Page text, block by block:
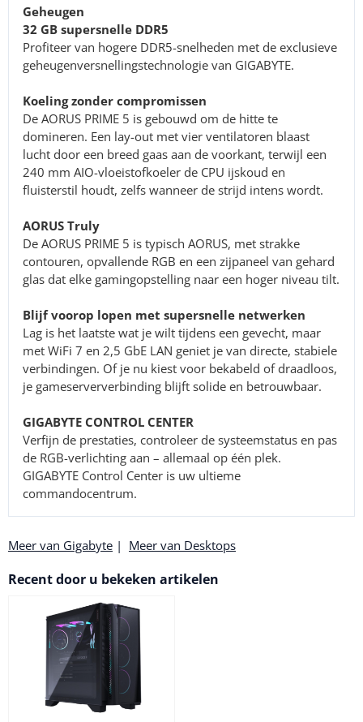
Geheugen
32 GB supersnelle DDR5
Profiteer van hogere DDR5-snelheden met de exclusieve
geheugenversnellingstechnologie van GIGABYTE.
Koeling zonder compromissen
De AORUS PRIME 5 is gebouwd om de hitte te
domineren. Een lay-out met vier ventilatoren blaast
lucht door een breed gaas aan de voorkant, terwijl een
240 mm AIO-vloeistofkoeler de CPU ijskoud en
fluisterstil houdt, zelfs wanneer de strijd intens wordt.
AORUS Truly
De AORUS PRIME 5 is typisch AORUS, met strakke
contouren, opvallende RGB en een zijpaneel van gehard
glas dat elke gamingopstelling naar een hoger niveau tilt.
Blijf voorop lopen met supersnelle netwerken
Lag is het laatste wat je wilt tijdens een gevecht, maar
met WiFi 7 en 2,5 GbE LAN geniet je van directe, stabiele
verbindingen. Of je nu kiest voor bekabeld of draadloos,
je gameserververbinding blijft solide en betrouwbaar.
GIGABYTE CONTROL CENTER
Verfijn de prestaties, controleer de systeemstatus en pas
de RGB-verlichting aan – allemaal op één plek.
GIGABYTE Control Center is uw ultieme
commandocentrum.
Meer van Gigabyte | Meer van Desktops
Recent door u bekeken artikelen